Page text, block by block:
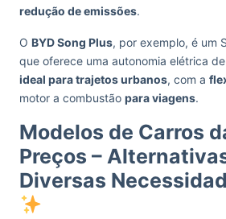
redução de emissões.
O BYD Song Plus, por exemplo, é um
que oferece uma autonomia elétrica
ideal para trajetos urbanos, com a
motor a combustão para viagens.
Modelos de Carros
Preços –
Diversas